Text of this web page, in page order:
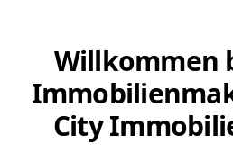
Willkommen
City